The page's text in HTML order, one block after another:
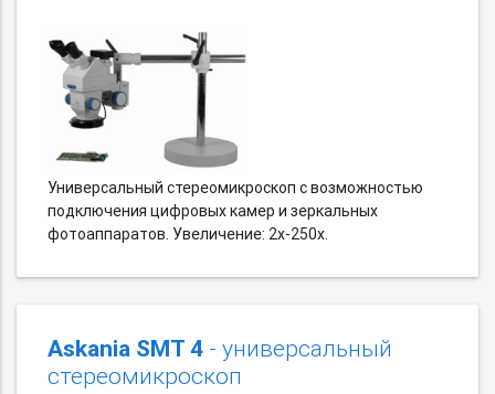
Универсальный стереомикроскоп с возможностью
подключения цифровых камер и зеркальных
фотоаппаратов. Увеличение: 2х-250х.
Askania SMT 4 - универсальный
стереомикроскоп